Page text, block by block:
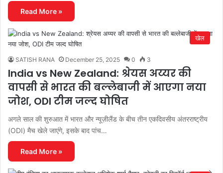
Read More »
खेल
SATISH RANA December 25, 2025 0 3
India vs New Zealand: श्रेयस अय्यर की
वापसी से भारत की बल्लेबाजी में आएगा नया
जोश, ODI टीम जल्द घोषित
अगले साल की शुरुआत में भारत और न्यूज़ीलैंड के बीच तीन एकदिवसीय अंतरराष्ट्रीय
(ODI) मैच खेले जाएंगे, इसके बाद पांच…
Read More »